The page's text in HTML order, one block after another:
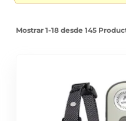
Mostrar 1-18 desde 145